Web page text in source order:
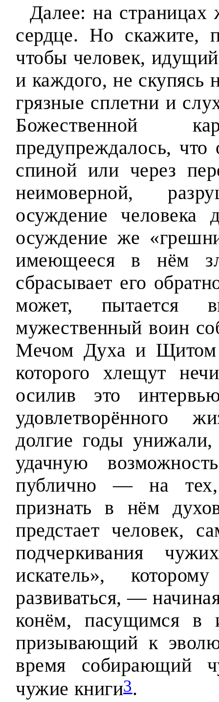
Далее: на страницах
сердце. Но скажите,
чтобы человек,
и каждого, не скупясь
грязные сплетни и
Божественной
предупреждалось,
спиной или через
неимоверной,
осуждение человека
осуждение же
имеющееся в нём
сбрасывает его
может, пытается
мужественный воин
Мечом Духа и Щитом
которого хлещут
осилив это
удовлетворённого
долгие годы
удачную
публично — на тех,
признать в нём
предстает человек,
подчеркивания
искатель»,
развиваться, —
конём, пасущимся
призывающий к
время собирающий
чужие книги3.